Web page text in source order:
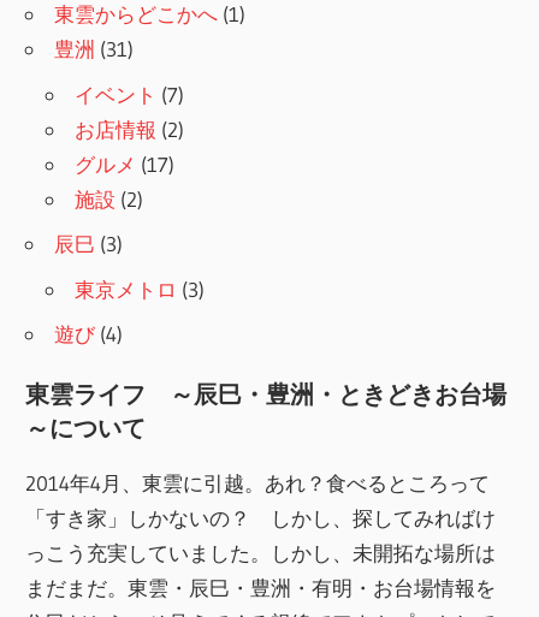
東雲からどこかへ (1)
豊洲 (31)
イベント (7)
お店情報 (2)
グルメ (17)
施設 (2)
辰巳 (3)
東京メトロ (3)
遊び (4)
東雲ライフ ～辰巳・豊洲・ときどきお台場
～について
2014年4月、東雲に引越。あれ？食べるところって
「すき家」しかないの？ しかし、探してみればけ
っこう充実していました。しかし、未開拓な場所は
まだまだ。東雲・辰巳・豊洲・有明・お台場情報を